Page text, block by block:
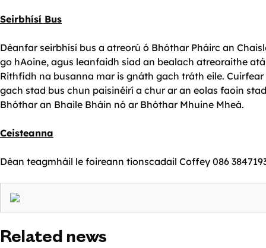
Seirbhísí Bus
Déanfar seirbhísí bus a atreorú ó Bhóthar Pháirc an
go hAoine, agus leanfaidh siad an bealach atreoraithe
Rithfidh na busanna mar is gnáth gach tráth eile.
gach stad bus chun paisinéirí a chur ar an eolas faoin
Bhóthar an Bhaile Bháin nó ar Bhóthar Mhuine Mheá.
Ceisteanna
Déan teagmháil le foireann tionscadail Coffey 086
Related news